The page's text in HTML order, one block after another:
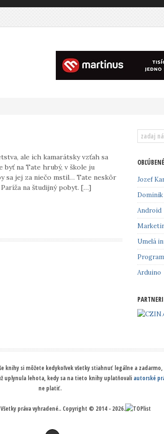
ale ich kamarátsky vzťah sa
byť na Tate hrubý, v škole ju
sa jej za niečo mstil… Tate neskôr
na študijný pobyt. […]
Jozef
Dominik
Android
Umelá
Arduino
PARTNERI
knihy si môžete kedykoľvek všetky stiahnuť legálne a
uplynula lehota, kedy sa na tieto knihy uplatňovali autorské
ne platiť.
práva vyhradené.. Copyright © 2014 - 2026.